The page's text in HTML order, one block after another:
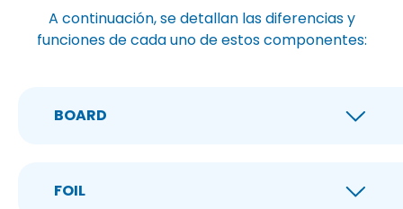
A continuación, se detallan las diferencias y
funciones de cada uno de estos componentes:
BOARD
FOIL